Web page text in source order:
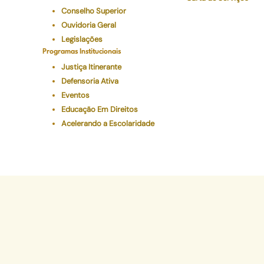
Conselho Superior
Ouvidoria Geral
Legislações
Programas Institucionais
Justiça Itinerante
Defensoria Ativa
Eventos
Educação Em Direitos
Acelerando a Escolaridade